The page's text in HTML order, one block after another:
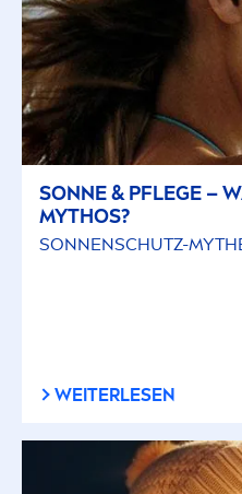
SONNE & PFLEGE –
MYTHOS?
SONNENSCHUTZ-
WEITERLESEN